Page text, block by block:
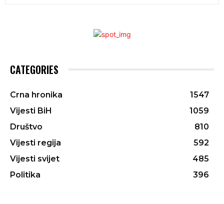
CATEGORIES
Crna hronika
1547
Vijesti BiH
1059
Društvo
810
Vijesti regija
592
Vijesti svijet
485
Politika
396